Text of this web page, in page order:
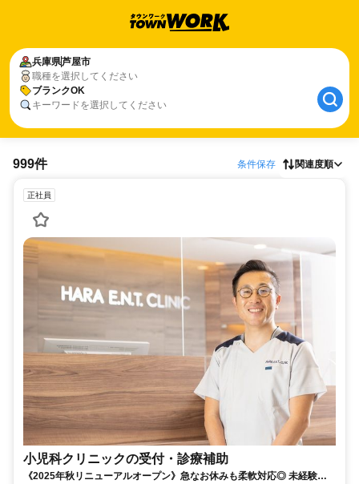
兵庫県芦屋市
職種を選択してください
ブランクOK
キーワードを選択してください
999件 条件保存 関連度順
正社員
小児科クリニックの受付・診療補助
《2025年秋リニューアルオープン》急なお休みも柔軟対応◎ 未経験